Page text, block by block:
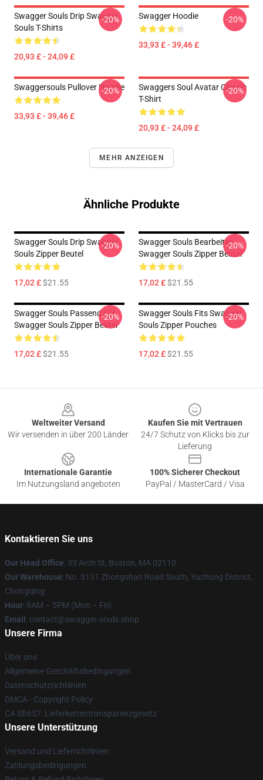
Swagger Souls Drip Swagger
Souls T-Shirts
20,93 £ - 24,09 £
-20% Swagger Hoodie
33,93 £ - 39,46 £
-20%
Swaggersouls Pullover Hoodie
33,93 £ - 39,46 £
-20%
Swaggers Soul Avatar Classic
T-Shirt
20,93 £ - 24,09 £
-20%
MEHR ANZEIGEN
Ähnliche Produkte
Swagger Souls Drip Swagger
Souls Zipper Beutel
17,02 £$21.55
-20%
Swagger Souls Bearbeiten
Swagger Souls Zipper Beutel
17,02 £$21.55
-20%
Swagger Souls Passend Für
Swagger Souls Zipper Beutel
17,02 £$21.55
-20%
Swagger Souls Fits Swagger
Souls Zipper Pouches
17,02 £$21.55
-20%
Weltweiter Versand
Wir versenden in über 200 Länder
Kaufen Sie mit Vertrauen
24/7 Schutz von Klicks bis zur
Lieferung
Internationale Garantie
Im Nutzungsland angeboten
100% Sicherer Checkout
PayPal / MasterCard / Visa
Kontaktieren Sie uns
Our Head Office: 33 Arch St, Boston, MA 02110
Our Warehouse: No. 3131 Zhongshan Road South, Yuzhong District,
Chongqing
Hour: 9AM – 5PM (Mon – Fri)
Email : contact@swagger-souls.shop
Unsere Firma
Über uns
Allgemeine Geschäftsbedingungen
Datenschutzrichtlinien
DMCA - Copyright Policy
CA SB657: Lieferkettentransparenzgesetz
Unsere Unterstützung
Versand und Lieferrichtlinien
Zahlungsbedingungen